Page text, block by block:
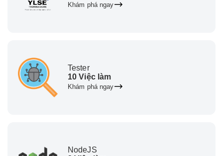
Khám phá ngay
Tester
10 Việc làm
Khám phá ngay
NodeJS